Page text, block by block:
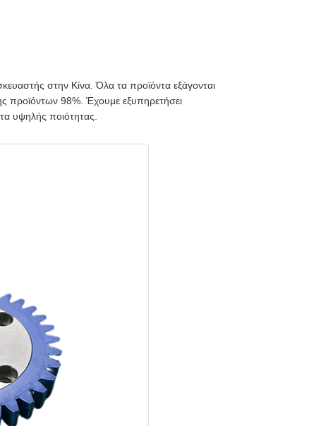
στην Κίνα. Όλα τα προϊόντα εξάγονται
προϊόντων 98%. Έχουμε εξυπηρετήσει
υψηλής ποιότητας.